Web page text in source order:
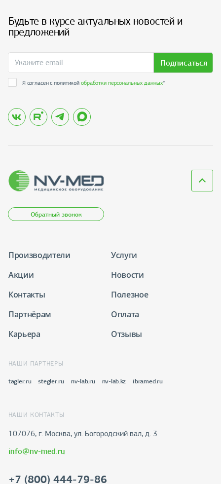
Будьте в курсе актуальных новостей и
предложений
Подписаться
Я согласен с политикойобработки персональных данных*
Обратный звонок
Производители
Услуги
Акции
Новости
Контакты
Полезное
Партнёрам
Оплата
Карьера
Отзывы
НАШИ ПАРТНЕРЫ
tagler.ru stegler.ru nv-lab.ru nv-lab.kz ibramed.ru
НАШИ КОНТАКТЫ
107076, г. Москва, ул. Богородский вал, д. 3
info@nv-med.ru
+7 (800) 444-79-86